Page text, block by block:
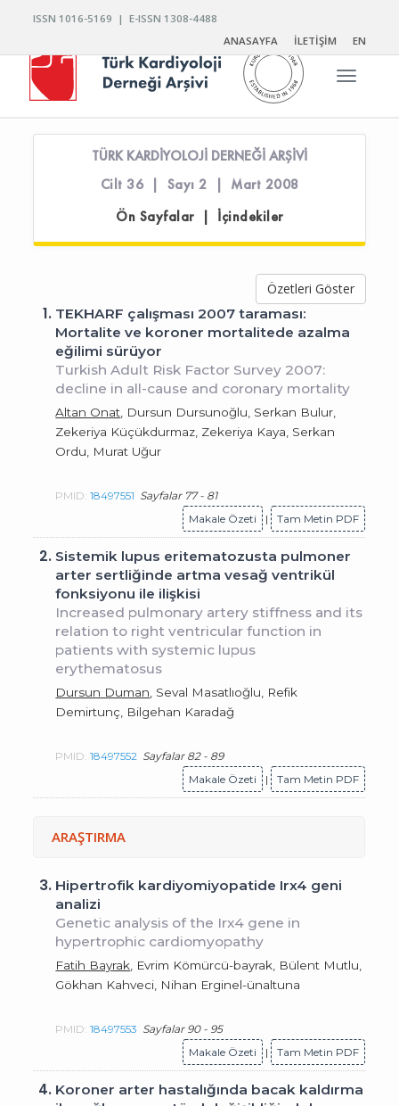
ISSN 1016-5169 | E-ISSN 1308-4488
ANASAYFA
İLETİŞİM EN
Toggle
TÜRK KARDİYOLOJİ DERNEĞİ ARŞİVİ
Cilt 36 | Sayı 2 | Mart 2008
Ön Sayfalar | İçindekiler
Özetleri Göster
1. TEKHARF çalışması 2007 taraması:
Mortalite ve koroner mortalitede azalma
eğilimi sürüyor
Turkish Adult Risk Factor Survey 2007:
decline in all-cause and coronary mortality
Altan Onat , Dursun Dursunoğlu, Serkan Bulur,
Zekeriya Küçükdurmaz, Zekeriya Kaya, Serkan
Ordu, Murat Uğur
PMID:18497551 Sayfalar 77 - 81
Makale Özeti
| Tam Metin PDF
2. Sistemik lupus eritematozusta pulmoner
arter sertliğinde artma vesağ ventrikül
fonksiyonu ile ilişkisi
Increased pulmonary artery stiffness and its
relation to right ventricular function in
patients with systemic lupus
erythematosus
Dursun Duman , Seval Masatlıoğlu, Refik
Demirtunç, Bilgehan Karadağ
PMID:18497552 Sayfalar 82 - 89
Makale Özeti
| Tam Metin PDF
ARAŞTIRMA
3. Hipertrofik kardiyomiyopatide Irx4 geni
analizi
Genetic analysis of the Irx4 gene in
hypertrophic cardiomyopathy
Fatih Bayrak , Evrim Kömürcü-bayrak, Bülent Mutlu,
Gökhan Kahveci, Nihan Erginel-ünaltuna
PMID:18497553 Sayfalar 90 - 95
Makale Özeti
| Tam Metin PDF
4. Koroner arter hastalığında bacak kaldırma